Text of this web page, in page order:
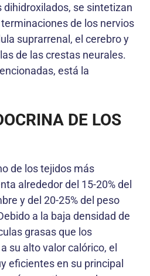
se sintetizan
de los nervios
suprarrenal, el cerebro y
de las crestas neurales.
está la
DE LOS
de los tejidos más
alrededor del 15-20% del
y del 20-25% del peso
a la baja densidad de
grasas que los
su alto valor calórico, el
eficientes en su principal